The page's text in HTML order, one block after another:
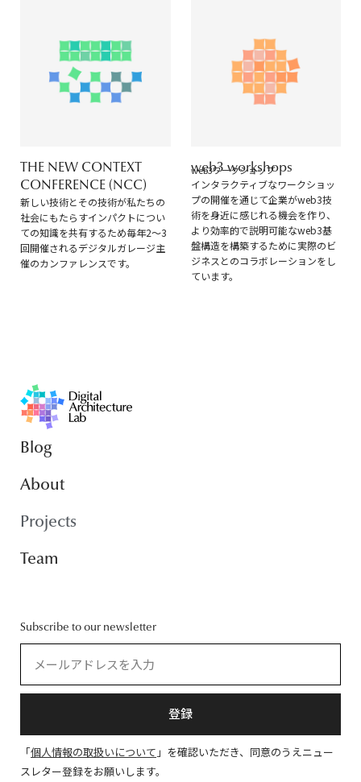
THE NEW CONTEXT
CONFERENCE (NCC)
新しい技術とその技術が私たちの
社会にもたらすインパクトについ
ての知識を共有するため毎年2～3
回開催されるデジタルガレージ主
催のカンファレンスです。
web3 workshops
web3ワークショップ
インタラクティブなワークショッ
プの開催を通じて企業がweb3技
術を身近に感じれる機会を作り、
より効率的で説明可能なweb3基
盤構造を構築するために実際のビ
ジネスとのコラボレーションをし
ています。
Blog
About
Projects
Team
Subscribe to our newsletter
登録
「個人情報の取扱いについて 」を確認いただき、同意のうえニュー
スレター登録をお願いします。